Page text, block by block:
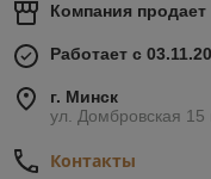
Компания продает
Работает с
г. Минск
ул. Домбровская
Контакты